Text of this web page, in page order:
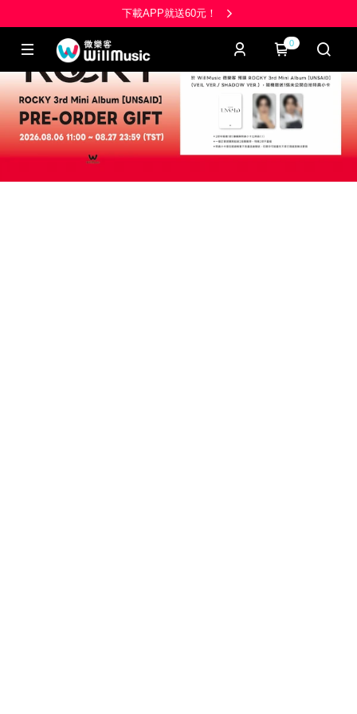
下載APP就送60元！
0